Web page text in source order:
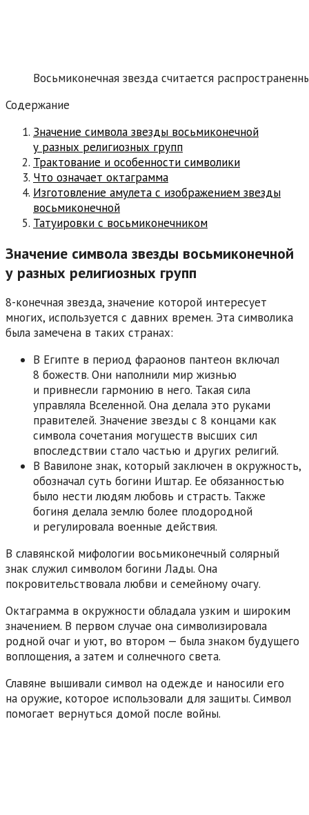
Восьмиконечная звезда считается
Содержание
Значение символа звезды восьмиконечной
у разных религиозных групп
Трактование и особенности символики
Что означает октаграмма
Изготовление амулета с изображением звезды
восьмиконечной
Татуировки с восьмиконечником
Значение символа звезды восьмиконечной
у разных религиозных групп
8-конечная звезда, значение которой интересует
многих, используется с давних времен. Эта символика
была замечена в таких странах:
В Египте в период фараонов пантеон включал
8 божеств. Они наполнили мир жизнью
и привнесли гармонию в него. Такая сила
управляла Вселенной. Она делала это руками
правителей. Значение звезды с 8 концами как
символа сочетания могуществ высших сил
впоследствии стало частью и других религий.
В Вавилоне знак, который заключен в окружность,
обозначал суть богини Иштар. Ее обязанностью
было нести людям любовь и страсть. Также
богиня делала землю более плодородной
и регулировала военные действия.
В славянской мифологии восьмиконечный солярный
знак служил символом богини Лады. Она
покровительствовала любви и семейному очагу.
Октаграмма в окружности обладала узким и широким
значением. В первом случае она символизировала
родной очаг и уют, во втором — была знаком будущего
воплощения, а затем и солнечного света.
Славяне вышивали символ на одежде и наносили его
на оружие, которое использовали для защиты. Символ
помогает вернуться домой после войны.